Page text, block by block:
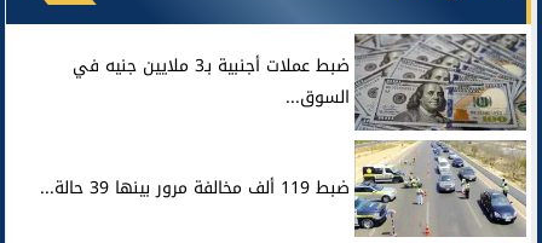
ضبط عملات أجنبية بـ3 ملايين جنيه في
السوق...
ضبط 119 ألف مخالفة مرور بينها 39 حالة...